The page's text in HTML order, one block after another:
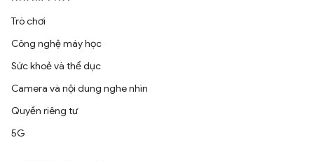
Trò chơi
Công nghệ máy học
Sức khoẻ và thể dục
Camera và nội dung nghe nhìn
Quyền riêng tư
5G